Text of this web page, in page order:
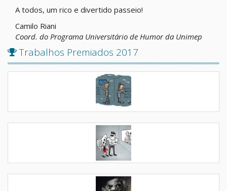
A todos, um rico e divertido passeio!
Camilo Riani
Coord. do Programa Universitário de Humor da Unimep
Trabalhos Premiados 2017